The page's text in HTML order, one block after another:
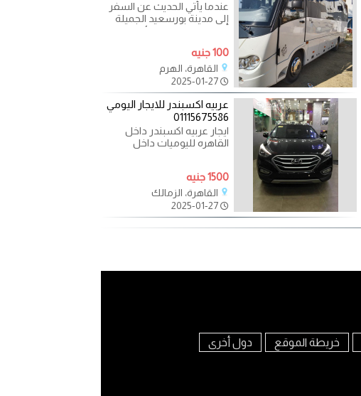
عندما يأتي الحديث عن السفر
إلى مدينة بورسعيد الجميلة
في مصر، يعتبر استئجار ميني
100 جنيه
القاهرة، الهرم
2025-01-27
عربيه اكسبندر للايجار اليومي
01115675586
ايجار عربيه اكسبندر داخل
القاهره لليوميات داخل
1500 جنيه
القاهرة، الزمالك
2025-01-27
خريطة الموقع دول أخرى